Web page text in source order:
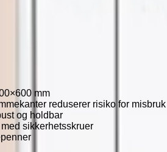
mm
reduserer risiko for misbruk
og holdbar
sikkerhetsskruer